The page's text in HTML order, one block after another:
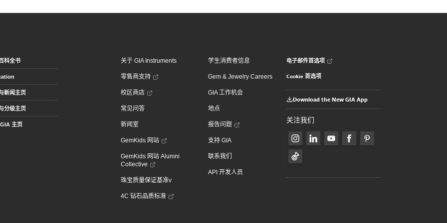
科全书
新闻主页
分级主页
主页
关于 GIA Instruments
零售商支持
校区商店
常见问答
新闻室
GemKids 网站
GemKids 网站 Alumni
Collective
珠宝质量保证基准v
4C 钻石品质标准
学生消费者信息
Gem & Jewelry Careers
GIA 工作机会
地点
报告问题
支持 GIA
联系我们
API 开发人员
电子邮件首选项
Cookie 首选项
Download the New GIA App
关注我们